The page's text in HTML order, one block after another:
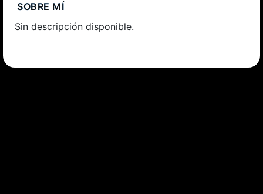
SOBRE MÍ
Sin descripción disponible.